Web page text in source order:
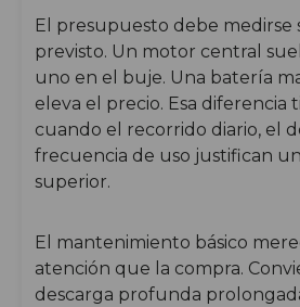
El presupuesto debe medirse
previsto. Un motor central
uno en el buje. Una batería
eleva el precio. Esa diferencia
cuando el recorrido diario, el
frecuencia de uso justifican
superior.
El mantenimiento básico
atención que la compra.
descarga profunda